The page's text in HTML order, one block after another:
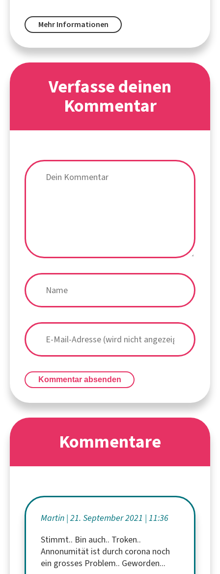
Mehr Informationen
Verfasse deinen
Kommentar
Kommentar absenden
Kommentare
Martin 21. September 2021 11:36
Stimmt.. Bin auch.. Troken..
Annonumität ist durch corona noch
ein grosses Problem.. Geworden...